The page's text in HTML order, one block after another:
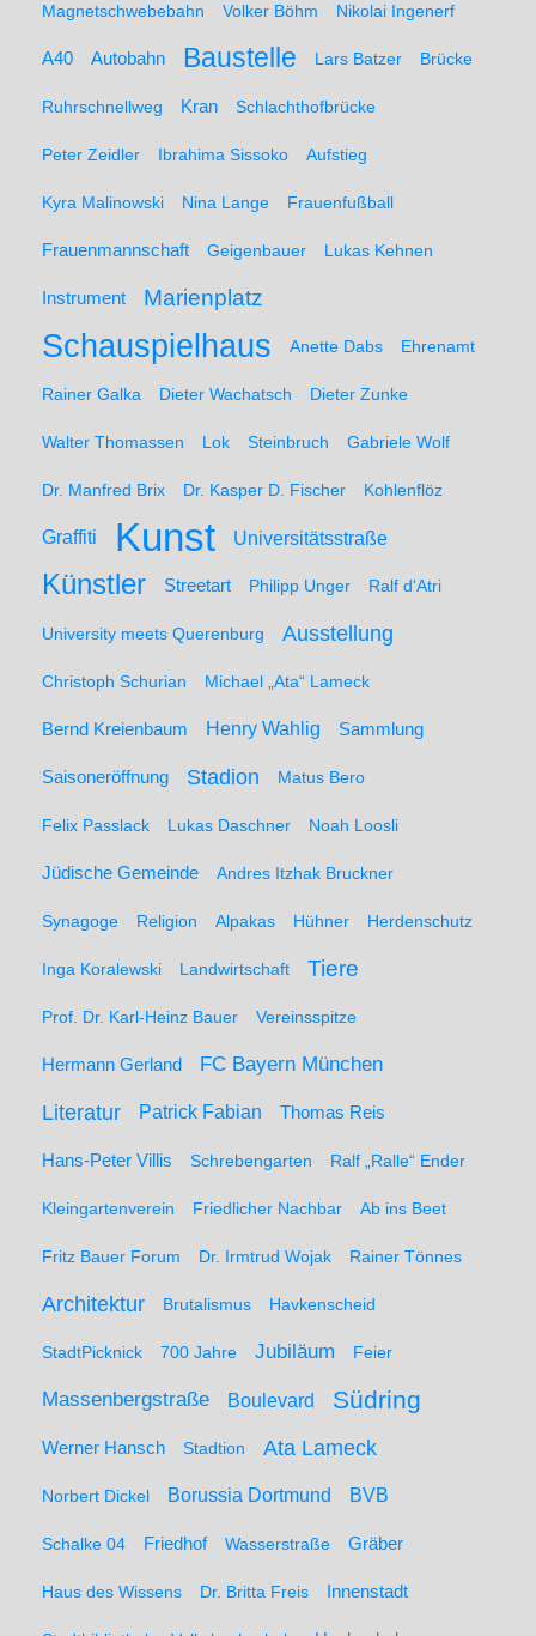
Magnetschwebebahn Volker Böhm Nikolai Ingenerf
A40 Autobahn Baustelle Lars Batzer Brücke
Ruhrschnellweg Kran Schlachthofbrücke
Peter Zeidler Ibrahima Sissoko Aufstieg
Kyra Malinowski Nina Lange Frauenfußball
Frauenmannschaft Geigenbauer Lukas Kehnen
Instrument Marienplatz
Schauspielhaus Anette Dabs Ehrenamt
Rainer Galka Dieter Wachatsch Dieter Zunke
Walter Thomassen Lok Steinbruch Gabriele Wolf
Dr. Manfred Brix Dr. Kasper D. Fischer Kohlenflöz
Graffiti Kunst Universitätsstraße
Künstler Streetart Philipp Unger Ralf d'Atri
University meets Querenburg Ausstellung
Christoph Schurian Michael „Ata“ Lameck
Bernd Kreienbaum Henry Wahlig Sammlung
Saisoneröffnung Stadion Matus Bero
Felix Passlack Lukas Daschner Noah Loosli
Jüdische Gemeinde Andres Itzhak Bruckner
Synagoge Religion Alpakas Hühner Herdenschutz
Inga Koralewski Landwirtschaft Tiere
Prof. Dr. Karl-Heinz Bauer Vereinsspitze
Hermann Gerland FC Bayern München
Literatur Patrick Fabian Thomas Reis
Hans-Peter Villis Schrebengarten Ralf „Ralle“ Ender
Kleingartenverein Friedlicher Nachbar Ab ins Beet
Fritz Bauer Forum Dr. Irmtrud Wojak Rainer Tönnes
Architektur Brutalismus Havkenscheid
StadtPicknick 700 Jahre Jubiläum Feier
Massenbergstraße Boulevard Südring
Werner Hansch Stadtion Ata Lameck
Norbert Dickel Borussia Dortmund BVB
Schalke 04 Friedhof Wasserstraße Gräber
Haus des Wissens Dr. Britta Freis Innenstadt